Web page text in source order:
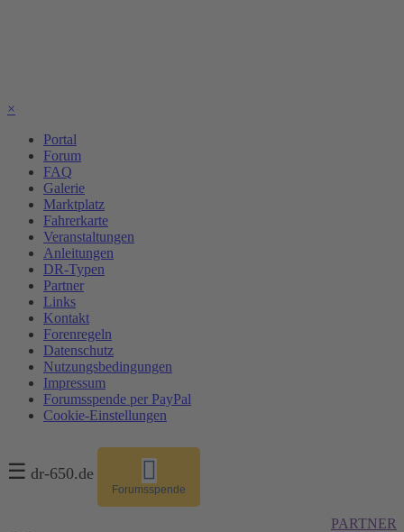
×
Portal
Forum
FAQ
Galerie
Marktplatz
Fahrerkarte
Veranstaltungen
Anleitungen
DR-Typen
Partner
Links
Kontakt
Forenregeln
Datenschutz
Nutzungsbedingungen
Impressum
Forumsspende per PayPal
Cookie-Einstellungen
☰ dr-650.de
Forumsspende
PARTNER